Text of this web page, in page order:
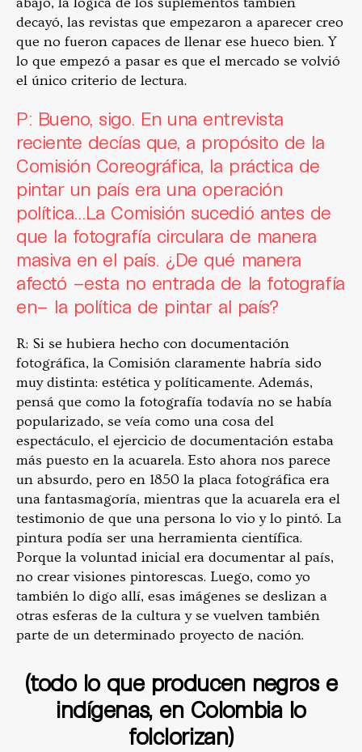
decayó, las revistas que empezaron a aparecer creo
que no fueron capaces de llenar ese hueco bien. Y
lo que empezó a pasar es que el mercado se volvió
el único criterio de lectura.
P: Bueno, sigo. En una entrevista
reciente decías que, a propósito de la
Comisión Coreográfica, la práctica de
pintar un país era una operación
política…La Comisión sucedió antes de
que la fotografía circulara de manera
masiva en el país. ¿De qué manera
afectó –esta no entrada de la fotografía
en– la política de pintar al país?
R: Si se hubiera hecho con documentación
fotográfica, la Comisión claramente habría sido
muy distinta: estética y políticamente. Además,
pensá que como la fotografía todavía no se había
popularizado, se veía como una cosa del
espectáculo, el ejercicio de documentación estaba
más puesto en la acuarela. Esto ahora nos parece
un absurdo, pero en 1850 la placa fotográfica era
una fantasmagoría, mientras que la acuarela era el
testimonio de que una persona lo vio y lo pintó. La
pintura podía ser una herramienta científica.
Porque la voluntad inicial era documentar al país,
no crear visiones pintorescas. Luego, como yo
también lo digo allí, esas imágenes se deslizan a
otras esferas de la cultura y se vuelven también
parte de un determinado proyecto de nación.
(todo lo que producen negros e
indígenas, en Colombia lo
folclorizan)